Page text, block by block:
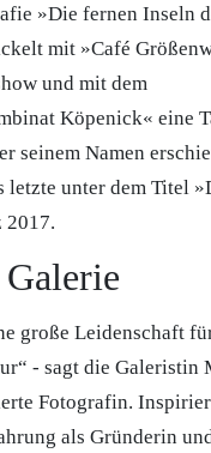
»Die fernen Inseln
mit »Café
und mit dem
Köpenick« eine
seinem Namen
letzte unter dem Titel
2017.
große Leidenschaft
- sagt die Galeristin
Fotografin.
als Gründerin